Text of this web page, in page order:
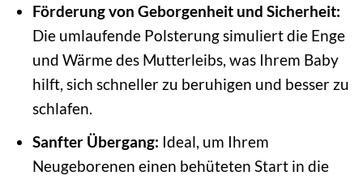
Förderung von Geborgenheit und Sicherheit:
Die umlaufende Polsterung simuliert die Enge
und Wärme des Mutterleibs, was Ihrem Baby
hilft, sich schneller zu beruhigen und besser zu
schlafen.
Sanfter Übergang: Ideal, um Ihrem
Neugeborenen einen behüteten Start in die